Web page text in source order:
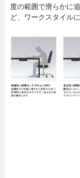
度の範囲で滑らかに
ど、ワークスタイル